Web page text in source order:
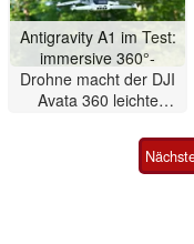
Antigravity A1 im Test:
immersive 360°-
Drohne macht der DJI
Avata 360 leichte